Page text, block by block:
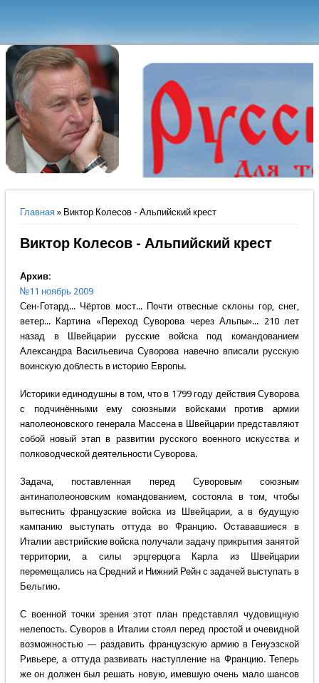
Вы здесь
Главная» Виктор Колесов - Альпийский крест
Виктор Колесов - Альпийский крест
Архив:
№11 ноябрь 2009
Сен-Готард... Чёртов мост... Почти отвесные склоны гор, снег,
ветер... Картина «Переход Суворова через Альпы»... 210 лет
назад в Швейцарии русские войска под командованием
Александра Васильевича Суворова навечно вписали русскую
воинскую доблесть в историю Европы.
Историки единодушны в том, что в 1799 году действия Суворова
с подчинёнными ему союзными войсками против армии
наполеоновского генерала Массена в Швейцарии представляют
собой новый этап в развитии русского военного искусства и
полководческой деятельности Суворова.
Задача, поставленная перед Суворовым союзным
антинаполеоновским командованием, состояла в том, чтобы
вытеснить французские войска из Швейцарии, а в будущую
кампанию выступать оттуда во Францию. Остававшиеся в
Италии австрийские войска получали задачу прикрытия занятой
территории, а силы эрцгерцога Карла из Швейцарии
перемещались на Средний и Нижний Рейн с задачей выступать в
Бельгию.
С военной точки зрения этот план представлял чудовищную
нелепость. Суворов в Италии стоял перед простой и очевидной
возможностью — раздавить французскую армию в Генуэзской
Ривьере, а оттуда развивать наступление на Францию. Теперь
же он должен был решать новую, имевшую очень мало шансов